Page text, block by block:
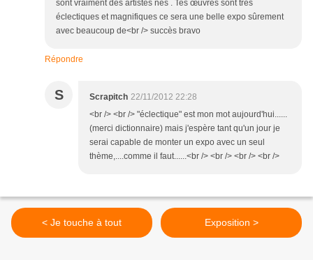
sont vraiment des artistes nés . Tes œuvres sont très
éclectiques et magnifiques ce sera une belle expo sûrement
avec beaucoup de<br /> succès bravo
Répondre
S Scrapitch 22/11/2012 22:28
<br /> <br /> "éclectique" est mon mot aujourd'hui......
(merci dictionnaire) mais j'espère tant qu'un jour je
serai capable de monter un expo avec un seul
thème,....comme il faut......<br /> <br /> <br /> <br />
< Je touche à tout Exposition >